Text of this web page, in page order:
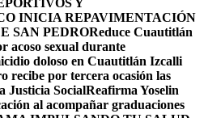
Y
INICIA REPAVIMENTACIÓN
SAN PEDROReduce Cuautitlán
acoso sexual durante
doloso en Cuautitlán Izcalli
recibe por tercera ocasión las
Justicia SocialReafirma Yoselin
al acompañar graduaciones